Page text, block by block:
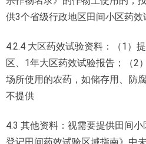
供3个省级行政地区田间小区药效
4.2.4 大区药效试验资料：（1）
区、1年大区药效试验报告；（2
场所使用的农药，如储存用、防
不提供
4.3 其他资料：视需要提供田间